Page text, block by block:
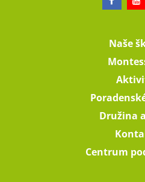
Naše
Družina
Centrum